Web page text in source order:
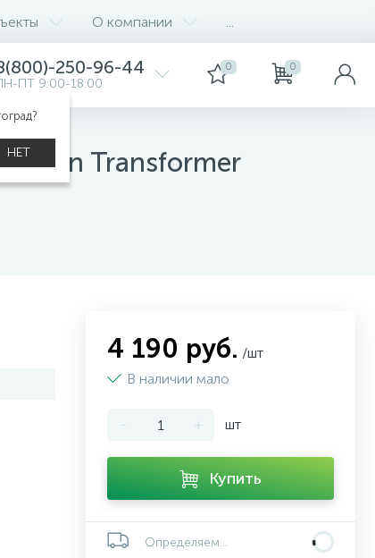
О компании
НЕТ
250-96-44
ПТ 9:00-18:00
0 0
Transformer
4 190 руб. /шт
В наличии мало
- + шт
Купить
Определяем...